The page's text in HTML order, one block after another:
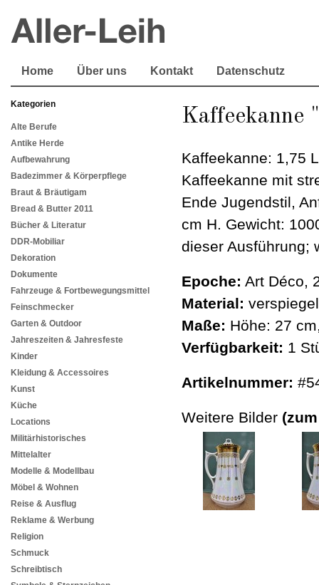
Home Über uns Kontakt Datenschutz
Kategorien
Alte Berufe
Antike Herde
Aufbewahrung
Badezimmer & Körperpflege
Braut & Bräutigam
Bread & Butter 2011
Bücher & Literatur
DDR-Mobiliar
Dekoration
Dokumente
Fahrzeuge & Fortbewegungsmittel
Feinschmecker
Garten & Outdoor
Jahreszeiten & Jahresfeste
Kinder
Kleidung & Accessoires
Kunst
Küche
Locations
Militärhistorisches
Mittelalter
Modelle & Modellbau
Möbel & Wohnen
Reise & Ausflug
Reklame & Werbung
Religion
Schmuck
Schreibtisch
Kaffeekanne
Kaffeekanne: 1,75
Kaffeekanne mit
Ende Jugendstil,
cm H. Gewicht:
dieser Ausführung;
Epoche: Art Déco,
Material:
Maße: Höhe: 27
Verfügbarkeit: 1
Artikelnummer:
Weitere Bilder